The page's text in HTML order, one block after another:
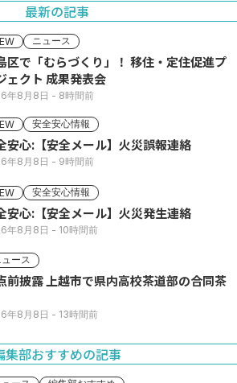
最新の記事
ニュース
区で「むらづくり」！ 移住・定住促進プ
ェクト 成果発表会
年8月8日 - 8時間前
安全安心情報
安心:【安全メール】火災誤報連絡
年8月8日 - 9時間前
安全安心情報
安心:【安全メール】火災発生連絡
年8月8日 - 10時間前
ュース
前披露 上越市で県内高校茶道部の合同茶
年8月8日 - 13時間前
集部おすすめの記事